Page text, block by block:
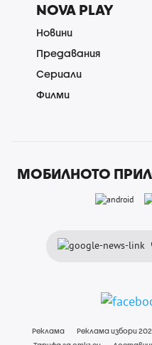
NOVA PLAY
Новини
Предавания
Сериали
Филми
МОБИЛНОТО
Реклама Реклама избори